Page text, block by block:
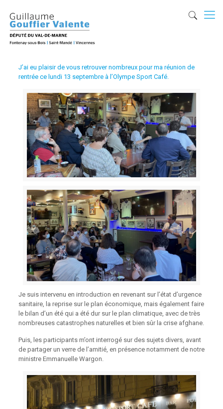
J’ai eu plaisir de vous retrouver nombreux pour ma réunion de
rentrée ce lundi 13 septembre à l’Olympe Sport Café.
Je suis intervenu en introduction en revenant sur l’état d’urgence
sanitaire, la reprise sur le plan économique, mais également faire
le bilan d’un été qui a été dur sur le plan climatique, avec de très
nombreuses catastrophes naturelles et bien sûr la crise afghane.
Puis, les participants m’ont interrogé sur des sujets divers, avant
de partager un verre de l’amitié, en présence notamment de notre
ministre Emmanuelle Wargon.